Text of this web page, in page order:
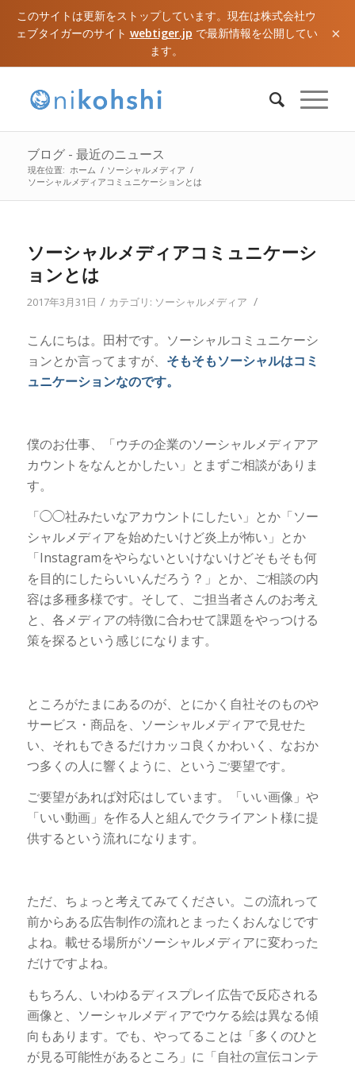
このサイトは更新をストップしています。現在は株式会社ウ
ェブタイガーのサイト webtiger.jp で最新情報を公開してい
ます。
×
ブログ - 最近のニュース
現在位置: ホーム / ソーシャルメディア /
ソーシャルメディアコミュニケーションとは
ソーシャルメディアコミュニケーシ
ョンとは
2017年3月31日 / カテゴリ: ソーシャルメディア /
こんにちは。田村です。ソーシャルコミュニケーシ
ョンとか言ってますが、 そもそもソーシャルはコミ
ュニケーションなのです。
僕のお仕事、「ウチの企業のソーシャルメディアア
カウントをなんとかしたい」とまずご相談がありま
す。
「◯◯社みたいなアカウントにしたい」とか「ソー
シャルメディアを始めたいけど炎上が怖い」とか
「Instagramをやらないといけないけどそもそも何
を目的にしたらいいんだろう？」とか、ご相談の内
容は多種多様です。そして、ご担当者さんのお考え
と、各メディアの特徴に合わせて課題をやっつける
策を探るという感じになります。
ところがたまにあるのが、とにかく自社そのものや
サービス・商品を、ソーシャルメディアで見せた
い、それもできるだけカッコ良くかわいく、なおか
つ多くの人に響くように、というご要望です。
ご要望があれば対応はしています。「いい画像」や
「いい動画」を作る人と組んでクライアント様に提
供するという流れになります。
ただ、ちょっと考えてみてください。この流れって
前からある広告制作の流れとまったくおんなじです
よね。載せる場所がソーシャルメディアに変わった
だけですよね。
もちろん、いわゆるディスプレイ広告で反応される
画像と、ソーシャルメディアでウケる絵は異なる傾
向もあります。でも、やってることは「多くのひと
が見る可能性があるところ」に「自社の宣伝コンテ